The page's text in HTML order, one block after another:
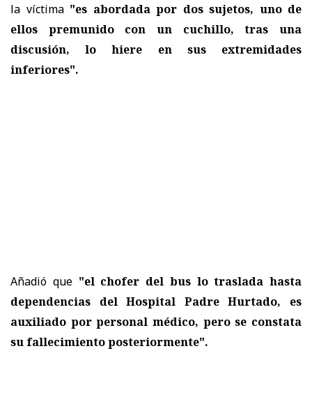
la víctima "es abordada por dos sujetos, uno de
ellos premunido con un cuchillo, tras una
discusión, lo hiere en sus extremidades
inferiores".
Añadió que "el chofer del bus lo traslada hasta
dependencias del Hospital Padre Hurtado, es
auxiliado por personal médico, pero se constata
su fallecimiento posteriormente".